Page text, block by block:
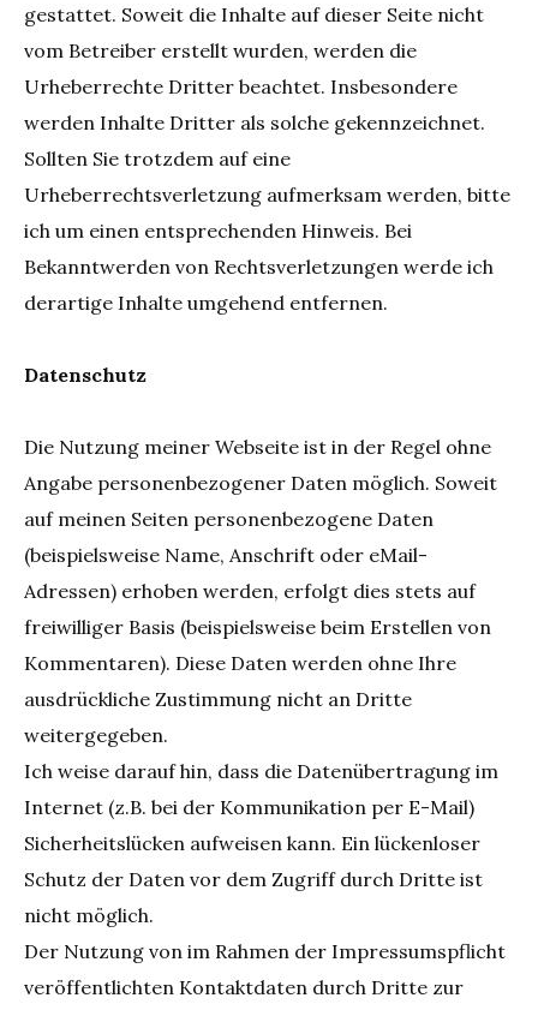
gestattet. Soweit die Inhalte auf dieser Seite nicht
vom Betreiber erstellt wurden, werden die
Urheberrechte Dritter beachtet. Insbesondere
werden Inhalte Dritter als solche gekennzeichnet.
Sollten Sie trotzdem auf eine
Urheberrechtsverletzung aufmerksam werden, bitte
ich um einen entsprechenden Hinweis. Bei
Bekanntwerden von Rechtsverletzungen werde ich
derartige Inhalte umgehend entfernen.
Datenschutz
Die Nutzung meiner Webseite ist in der Regel ohne
Angabe personenbezogener Daten möglich. Soweit
auf meinen Seiten personenbezogene Daten
(beispielsweise Name, Anschrift oder eMail-
Adressen) erhoben werden, erfolgt dies stets auf
freiwilliger Basis (beispielsweise beim Erstellen von
Kommentaren). Diese Daten werden ohne Ihre
ausdrückliche Zustimmung nicht an Dritte
weitergegeben.
Ich weise darauf hin, dass die Datenübertragung im
Internet (z.B. bei der Kommunikation per E-Mail)
Sicherheitslücken aufweisen kann. Ein lückenloser
Schutz der Daten vor dem Zugriff durch Dritte ist
nicht möglich.
Der Nutzung von im Rahmen der Impressumspflicht
veröffentlichten Kontaktdaten durch Dritte zur